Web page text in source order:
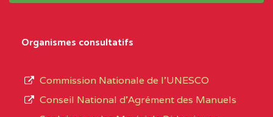
D'ENSEIGNEMENT
PROFESSIONNEL
(CEGEP) STE FOI BP
type
Organismes consultatifs
Commission Nationale de l’UNESCO
Conseil National d’Agrément des Manuels